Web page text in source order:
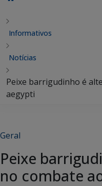
Informativos
Notícias
Peixe barrigudinho é
aegypti
Geral
Peixe
no combate